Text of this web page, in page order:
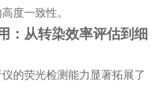
度一致性。
：从转染效率评估到细
的荧光检测能力显著拓展了